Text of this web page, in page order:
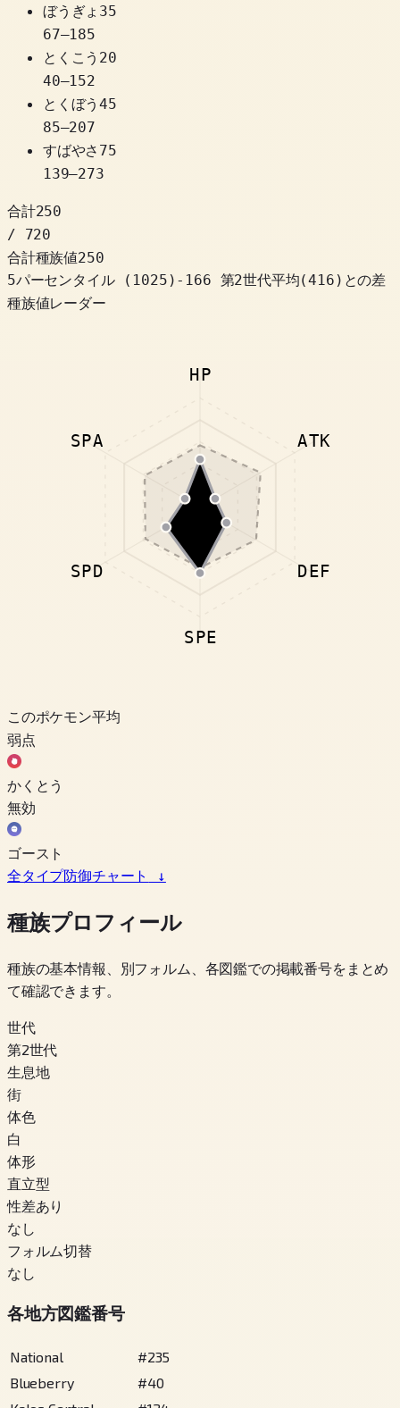
ぼうぎょ 35
67–185
とくこう 20
40–152
とくぼう45
85–207
すばやさ 75
139–273
合計250
/ 720
合計種族値250
5パーセンタイル
( 1025 ) -166 第2世代平均(416)との差
種族値レーダー
HP
ATK
DEF
SPE
SPD
SPA
このポケモン平均
弱点
かくとう
無効
ゴースト
全タイプ防御チャート
↓
種族プロフィール
種族の基本情報、別フォルム、各図鑑での掲載番号をまとめ
て確認できます。
世代
第2世代
生息地
街
体色
白
体形
直立型
性差あり
なし
フォルム切替
なし
各地方図鑑番号
National #235
Blueberry
#40